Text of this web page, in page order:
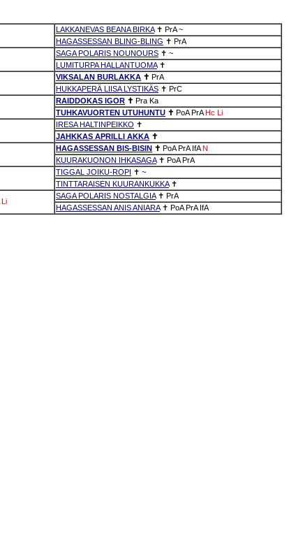
LAKKANEVAS BEANA BIRKA✝ PrA ~
HAGASSESSAN BLING-BLING ✝ PrA
SAGA POLARIS NOUNOURS ✝ ~
LUMITURPA HALLANTUOMA✝
VIKSALAN BURLAKKA ✝ PrA
HUKKAPERÄ LIISA LYSTIKÄS ✝ PrC
RAIDDOKAS IGOR ✝ Pra Ka
TUHKAVUORTEN UTUHUNTU ✝ PoA PrA Hc Li
IRESA HALTINPEIKKO ✝
JAHKKAS APRILLI AKKA ✝
HAGASSESSAN BIS-BISIN ✝ PoA PrA IfA N
KUURAKUONON IHKASAGA✝ PoA PrA
TIGGAL JOIKU-ROPI ✝ ~
TINTTARAISEN KUURANKUKKA✝
Li
SAGA POLARIS NOSTALGIA✝ PrA
HAGASSESSAN ANIS ANIARA✝ PoA PrA IfA